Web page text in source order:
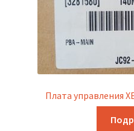
Плата управления